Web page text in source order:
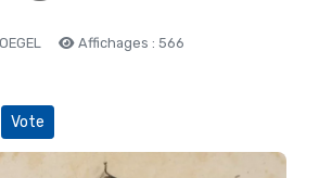
Affichages : 566